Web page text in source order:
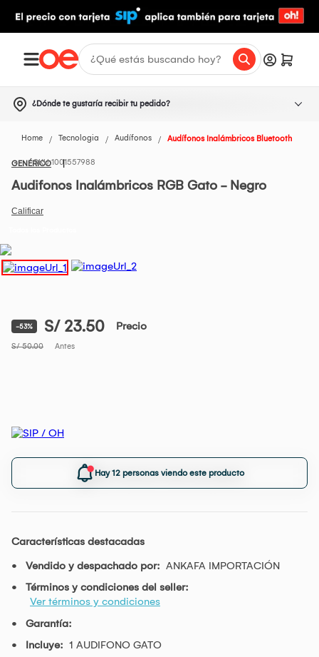
¿Dónde te gustaría recibir tu pedido?
Home Tecnologia Audífonos Audífonos Inalámbricos Bluetooth
GENÉRICO1001557988
Audifonos Inalámbricos RGB Gato - Negro
-53% S/ 23.50 Precio
S/ 50.00 Antes
Hay 12 personas viendo este producto
Características destacadas
Vendido y despachado por: ANKAFA IMPORTACIÓN
Términos y condiciones del seller:
Ver términos y condiciones
Garantía:
Incluye: 1 AUDIFONO GATO